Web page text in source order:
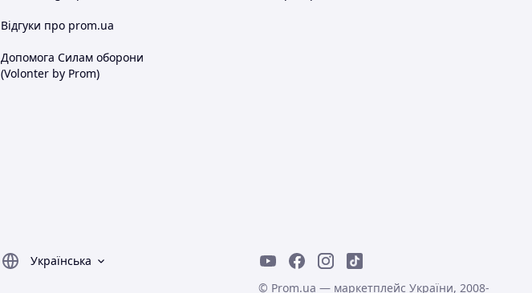
Відгуки про prom.ua
Допомога Силам оборони
(Volonter by Prom)
Українська
© Prom.ua — маркетплейс України, 2008-